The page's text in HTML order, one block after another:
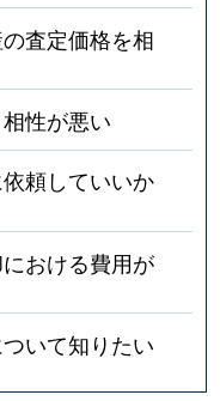
査定価格を相
性が悪い
頼していいか
おける費用が
いて知りたい